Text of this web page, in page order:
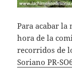
Para acabar la
hora de la
recorridos de
Soriano PR-